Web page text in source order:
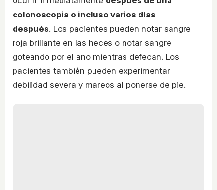
colonoscopia o incluso varios días
después. Los pacientes pueden notar sangre
roja brillante en las heces o notar sangre
goteando por el ano mientras defecan. Los
pacientes también pueden experimentar
debilidad severa y mareos al ponerse de pie.